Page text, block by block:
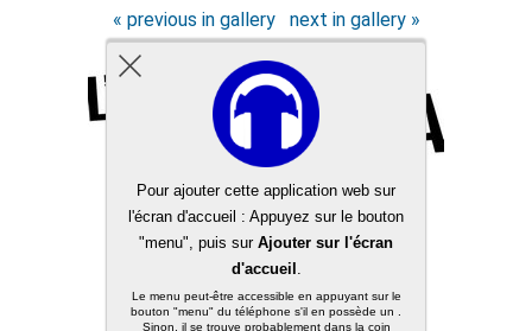
« previous in gallery next in gallery »